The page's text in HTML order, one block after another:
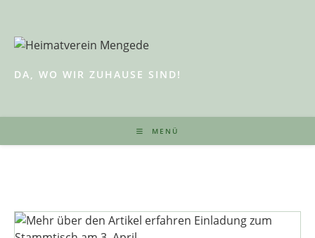
springen
DA, WO WIR ZUHAUSE SIND!
MENÜ